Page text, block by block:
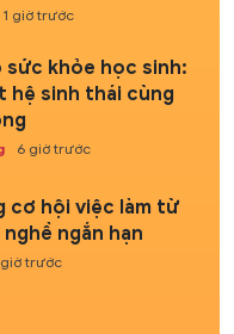
1 giờ trước
sức khỏe học sinh:
hệ sinh thái cùng
6 giờ trước
cơ hội việc làm từ
ngắn hạn
trước